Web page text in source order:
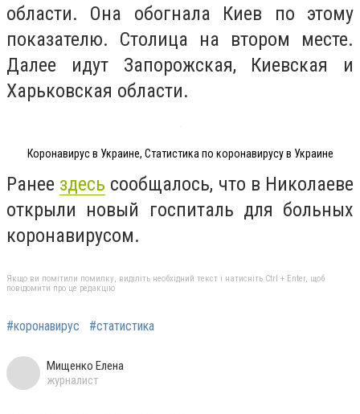
области. Она обогнала Киев по этому
показателю. Столица на втором месте.
Далее идут Запорожская, Киевская и
Харьковская области.
Коронавирус в Украине, Статистика по коронавирусу в Украине
Ранее здесь сообщалось, что в Николаеве
открыли новый госпиталь для больных
коронавирусом.
Якщо ви помітили помилку, виділіть необхідний текст і натисніть Ctrl + Enter, щоб
повідомити про це редакцію
#коронавирус #статистика
Мищенко Елена
журналист